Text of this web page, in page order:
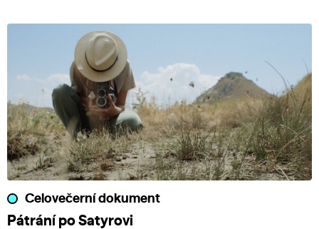
Celovečerní dokument
Pátrání po Satyrovi